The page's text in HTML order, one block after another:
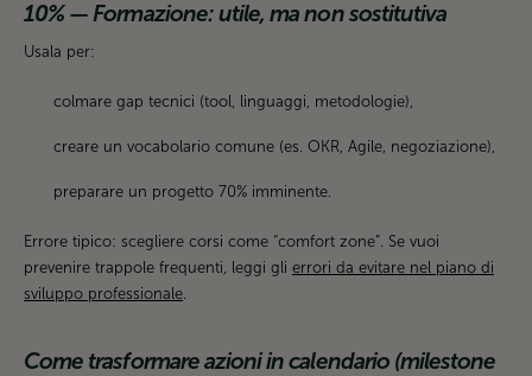
10% — Formazione: utile, ma non sostitutiva
Usala per:
colmare gap tecnici (tool, linguaggi, metodologie),
creare un vocabolario comune (es. OKR, Agile, negoziazione),
preparare un progetto 70% imminente.
Errore tipico: scegliere corsi come “comfort zone”. Se vuoi
prevenire trappole frequenti, leggi gli errori da evitare nel piano di
sviluppo professionale.
Come trasformare azioni in calendario (milestone